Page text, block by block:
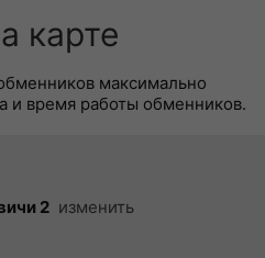
карте
максимально
и время работы обменников.
2 изменить